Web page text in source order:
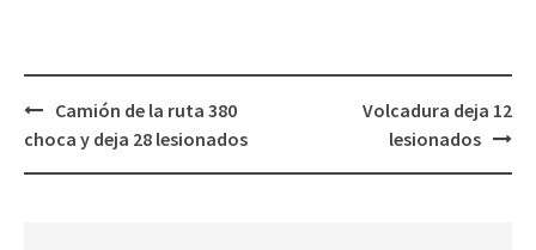
Post
navigation
Camión de la ruta 380
choca y deja 28 lesionados
Volcadura deja 12
lesionados